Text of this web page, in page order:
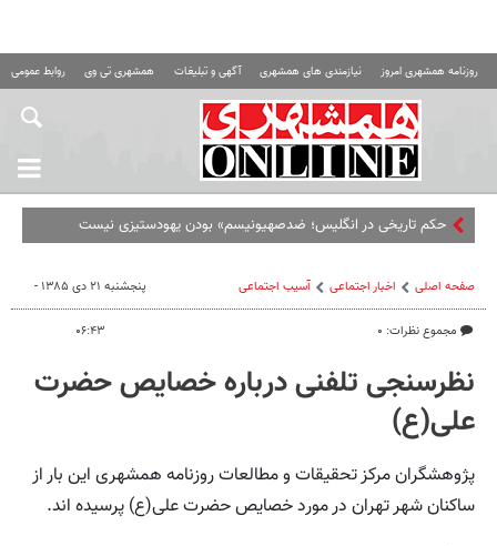
روزنامه همشهری امروز نیازمندی های همشهری آگهی و تبلیغات همشهری تی وی روابط عمومی
محر
صفحه اصلی اخبار اجتماعی آسیب اجتماعی
مجموع نظرات: ۰
پنجشنبه ۲۱ دی ۱۳۸۵ -
۰۶:۴۳
نظرسنجی تلفنی درباره خصایص حضرت
علی(ع)
پژوهشگران مرکز تحقیقات و مطالعات روزنامه همشهری این بار از
ساکنان شهر تهران در مورد خصایص حضرت علی(ع) پرسیده اند.